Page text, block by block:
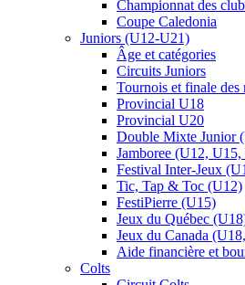
Championnat des
Coupe Caledonia
Juniors (U12-U21)
Âge et catégories
Circuits Juniors
Tournois et finale des
Provincial U18
Provincial U20
Double Mixte Junior
Jamboree (U12,
Festival Inter-Jeux
Tic, Tap & Toc (U12)
FestiPierre (U15)
Jeux du Québec
Jeux du Canada
Aide financière et
Colts